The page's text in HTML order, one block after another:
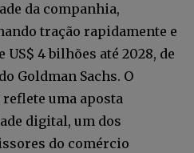
da companhia,
tração rapidamente e
4 bilhões até 2028, de
Goldman Sachs. O
uma aposta
digital, um dos
do comércio